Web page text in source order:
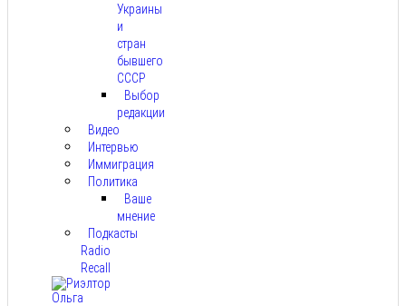
Украины
и
стран
бывшего
СССР
Выбор
редакции
Видео
Интервью
Иммиграция
Политика
Ваше
мнение
Подкасты
Radio
Recall